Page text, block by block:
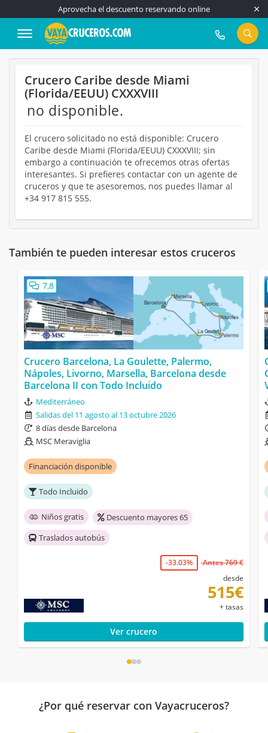
Aprovecha el descuento reservando online
917 815 555
Crucero Caribe desde Miami
(Florida/EEUU) CXXXVIII
no disponible.
El crucero solicitado no está disponible: Crucero
Caribe desde Miami (Florida/EEUU) CXXXVIII; sin
embargo a continuación te ofrecemos otras ofertas
interesantes. Si prefieres contactar con un agente de
cruceros y que te asesoremos, nos puedes llamar al
+34 917 815 555.
También te pueden interesar estos cruceros
7,8
Crucero Barcelona, La Goulette, Palermo,
Nápoles, Livorno, Marsella, Barcelona desde
Barcelona II con Todo Incluido
Mediterráneo
Salidas del 11 agosto al 13 octubre 2026
8 días desde Barcelona
MSC Meraviglia
Financiación disponible
Todo Incluido
Niños gratis
Descuento mayores 65
Traslados autobús
-33.03%
Antes 769 €
desde
515€
+ tasas
Ver crucero
¿Por qué reservar con Vayacruceros?